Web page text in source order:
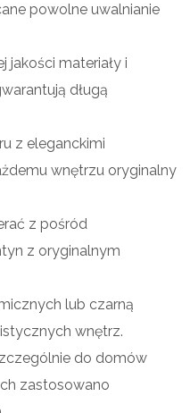
powolne uwalnianie
jakości materiały i
długą
z eleganckimi
wnętrzu oryginalny
z pośród
z oryginalnym
lub czarną
wnętrz.
do domów
zastosowano